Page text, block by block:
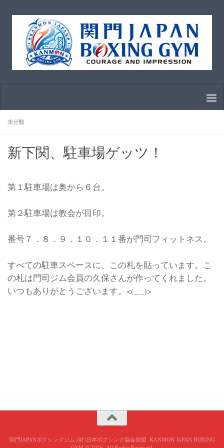
コンテンツへスキップ
未分類
新下関、駐車場ゲッツ！
第１駐車場は奥から６台。
第２駐車場は教会が目印。
番号７．８．９．１０．１１番が門司フィットネス。
すべての駐車スペースに、この札を貼っています。こ
の札は門司ジム会員の久保さんが作ってくれました。
いつもありがとうございます。<(_ _)>
関門JAPANボクシングジム (財)日本ボクシング協会加盟. KANMON JAPAN BOXING